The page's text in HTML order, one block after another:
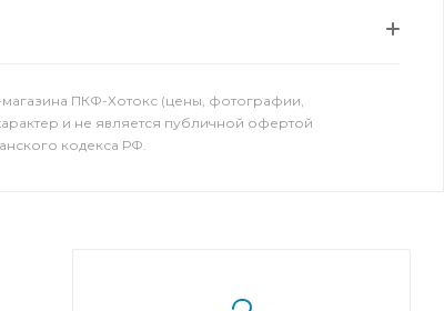
ПКФ-Хотокс (цены, фотографии,
и не является публичной офертой
кодекса РФ.